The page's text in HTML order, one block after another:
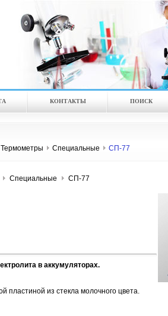
КОНТАКТЫ ПОИСК
Термометры Специальные СП-77
Специальные СП-77
в аккумуляторах.
пластиной из стекла молочного цвета.